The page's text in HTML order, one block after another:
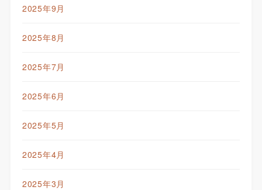
2025年9月
2025年8月
2025年7月
2025年6月
2025年5月
2025年4月
2025年3月